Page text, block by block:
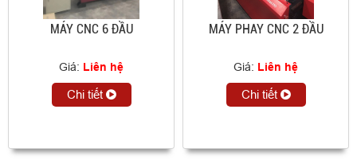
MÁY CNC 6 ĐẦU
Giá: Liên hệ
Chi tiết
MÁY PHAY CNC 2 ĐẦU
Giá: Liên hệ
Chi tiết